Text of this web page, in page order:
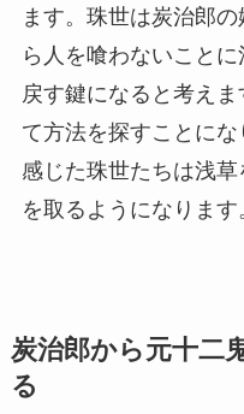
ます。珠世は炭治郎
ら人を喰わないこと
戻す鍵になると考え
て方法を探すことに
感じた珠世たちは浅
を取るようになります
炭治郎から元十二
る